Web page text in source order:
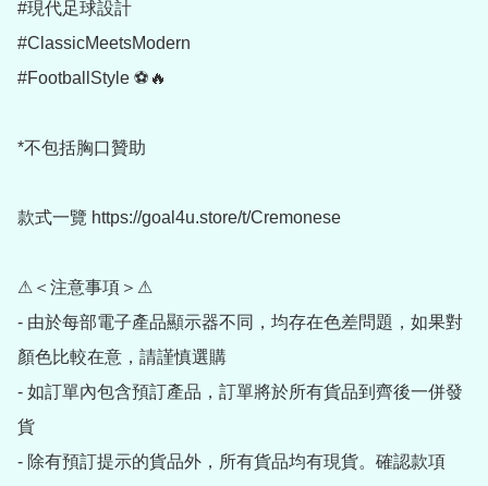
#現代足球設計
#ClassicMeetsModern
#FootballStyle ⚽🔥
*不包括胸口贊助
款式一覽 https://goal4u.store/t/Cremonese
⚠＜注意事項＞⚠
- 由於每部電子產品顯示器不同，均存在色差問題，如果對
顏色比較在意，請謹慎選購
- 如訂單內包含預訂產品，訂單將於所有貨品到齊後一併發
貨
- 除有預訂提示的貨品外，所有貨品均有現貨。確認款項